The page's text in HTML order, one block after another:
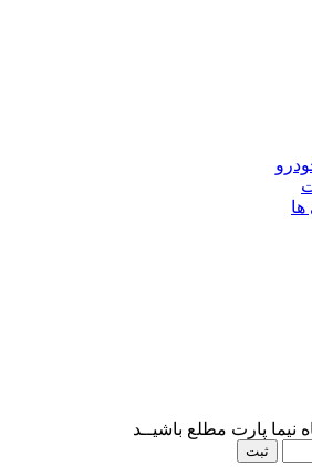
نیما پارت مطلع باشیــد
ثبت